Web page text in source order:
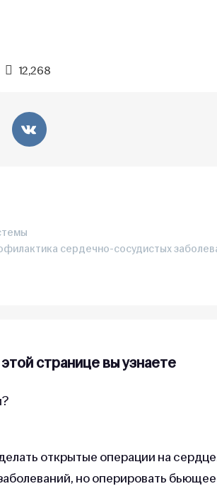
12,268
сердечно-сосудистых
странице вы узнаете
открытые операции на
но оперировать